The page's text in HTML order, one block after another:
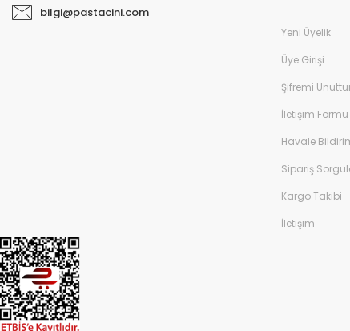
bilgi@pastacini.com
Yeni Üyelik
Üye Girişi
Şifremi
İletişim Formu
Havale
Sipariş
Kargo Takibi
İletişim